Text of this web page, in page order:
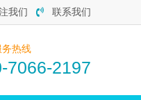
我们 联系我们
热线
7066-2197